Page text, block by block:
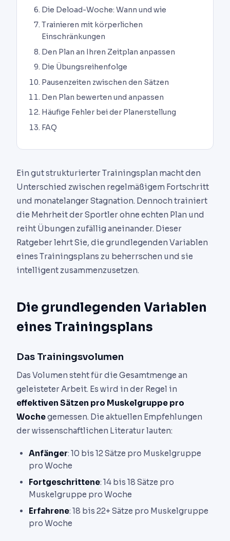
Die Deload-Woche: Wann und wie
Trainieren mit körperlichen
Einschränkungen
Den Plan an Ihren Zeitplan anpassen
Die Übungsreihenfolge
Pausenzeiten zwischen den Sätzen
Den Plan bewerten und anpassen
Häufige Fehler bei der Planerstellung
FAQ
Ein gut strukturierter Trainingsplan macht den
Unterschied zwischen regelmäßigem Fortschritt
und monatelanger Stagnation. Dennoch trainiert
die Mehrheit der Sportler ohne echten Plan und
reiht Übungen zufällig aneinander. Dieser
Ratgeber lehrt Sie, die grundlegenden Variablen
eines Trainingsplans zu beherrschen und sie
intelligent zusammenzusetzen.
Die grundlegenden Variablen
eines Trainingsplans
Das Trainingsvolumen
Das Volumen steht für die Gesamtmenge an
geleisteter Arbeit. Es wird in der Regel in
effektiven Sätzen pro Muskelgruppe pro
Wochegemessen. Die aktuellen Empfehlungen
der wissenschaftlichen Literatur lauten:
Anfänger: 10 bis 12 Sätze pro Muskelgruppe
pro Woche
Fortgeschrittene: 14 bis 18 Sätze pro
Muskelgruppe pro Woche
Erfahrene: 18 bis 22+ Sätze pro Muskelgruppe
pro Woche